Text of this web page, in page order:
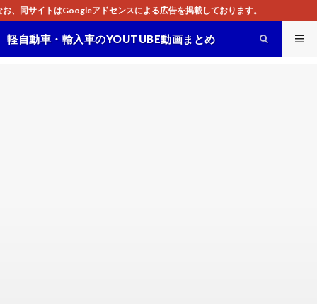
スによる広告を掲載しております。
軽自動車・輸入車のYOUTUBE動画まとめ